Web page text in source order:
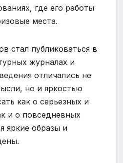
где его работы
места.
стал публиковаться в
журналах и
отличались не
но и яркостью
как о серьезных и
и о повседневных
яркие образы и